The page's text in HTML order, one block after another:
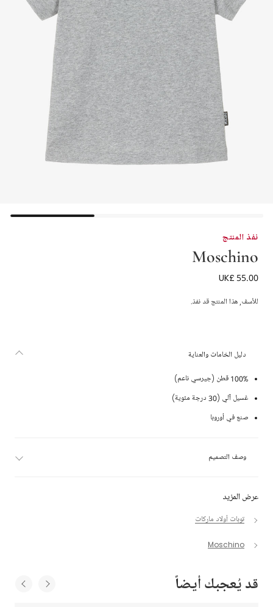
نفذ المنتج
Moschino
تيشيرت بطبعة دب تيدي قطن لون رمادي
UK£ 55.00
للأسف, هذا المنتج قد نفذ.
عرض المزيد
توبات أولاد ماركات
Moschino
دليل الخامات والعناية
100% قطن (جيرسي ناعم)
غسيل آلي (30 درجة مئوية)
صنع في أوروبا
وصف التصميم
قد يُعجبك أيضاً